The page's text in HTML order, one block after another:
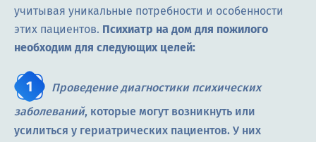
учитывая уникальные потребности и особенности
этих пациентов. Психиатр на дом для пожилого
необходим для следующих целей:
Проведение диагностики психических
заболеваний, которые могут возникнуть или
усилиться у гериатрических пациентов. У них